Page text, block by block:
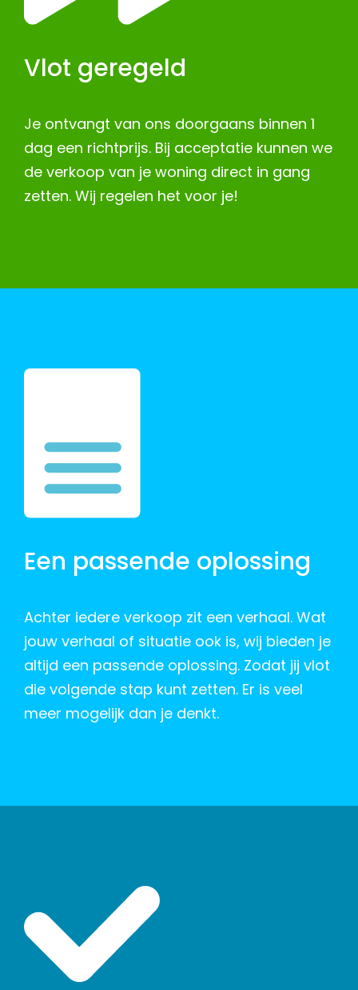
Vlot geregeld
Je ontvangt van ons doorgaans binnen 1
dag een richtprijs. Bij acceptatie kunnen we
de verkoop van je woning direct in gang
zetten. Wij regelen het voor je!
Een passende oplossing
Achter iedere verkoop zit een verhaal. Wat
jouw verhaal of situatie ook is, wij bieden je
altijd een passende oplossing. Zodat jij vlot
die volgende stap kunt zetten. Er is veel
meer mogelijk dan je denkt.